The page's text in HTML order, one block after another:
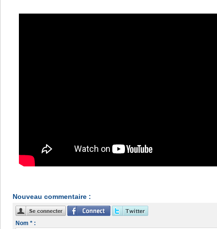
Nouveau commentaire :
Nom * :